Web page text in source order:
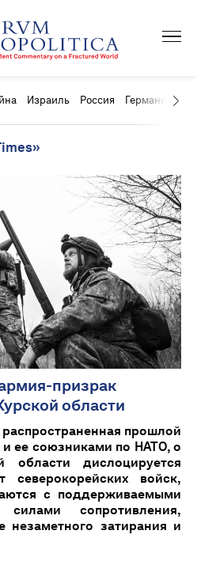
Израиль Россия Германия
призрак
области
прошлой
ее союзниками по НАТО, о
дислоцируется
северокорейских войск,
с поддерживаемыми
сопротивления,
незаметного затирания и